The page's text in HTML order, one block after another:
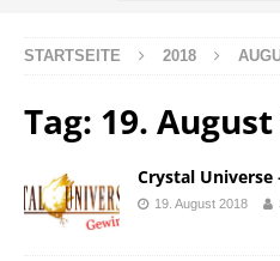
STARTSEITE 2018
Tag: 19. August
Crystal Universe
19. August 2018